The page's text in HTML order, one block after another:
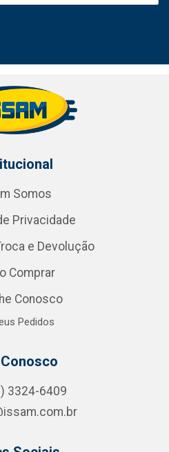
Somos
Privacidade
e Devolução
Comprar
Conosco
Pedidos
3324-6409